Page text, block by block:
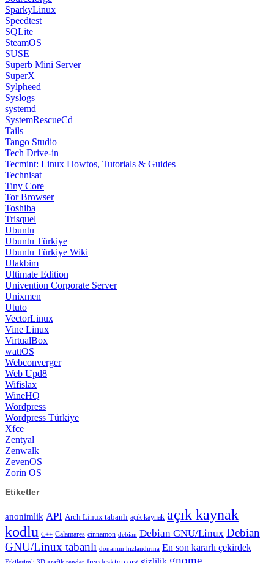
SparkyLinux
Speedtest
SQLite
SteamOS
SUSE
Superb Mini Server
SuperX
Sylpheed
Syslogs
systemd
SystemRescueCd
Tails
Tango Studio
Tech Drive-in
Tecmint: Linux Howtos, Tutorials & Guides
Technisat
Tiny Core
Tor Browser
Toshiba
Trisquel
Ubuntu
Ubuntu Türkiye
Ubuntu Türkiye Wiki
Ulakbim
Ultimate Edition
Univention Corporate Server
Unixmen
Ututo
VectorLinux
Vine Linux
VirtualBox
wattOS
Webconverger
Web Upd8
Wifislax
WineHQ
Wordpress
Wordpress Türkiye
Xfce
Zentyal
Zenwalk
ZevenOS
Zorin OS
Etiketler
anonimlik API Arch Linux tabanlı açık kaynak açık kaynak
kodlu C++ Calamares cinnamon debian Debian GNU/Linux Debian
GNU/Linux tabanlı donanım hızlandırma En son kararlı çekirdek
gnome